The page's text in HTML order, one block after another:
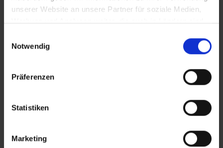
unserer Website an unsere Partner für soziale Medien,
Werbung und Analysen weiter, die auch in Ländern sind,
gegeben ist, und in denen Sie Ihre Rechte uU nicht
effektiv durchsetzen können. Unsere Partner führen
diese Informationen möglicherweise mit weiteren Daten
zusammen, die Sie ihnen bereitgestellt haben oder die
haben.
Notwendig
Präferenzen
Statistiken
Marketing
Friedensvertrags von St. Germain mit
Österreich - Gebiete um Feldsberg und
erste NÖ Tageszeitung (eingestellt Juli
1922)